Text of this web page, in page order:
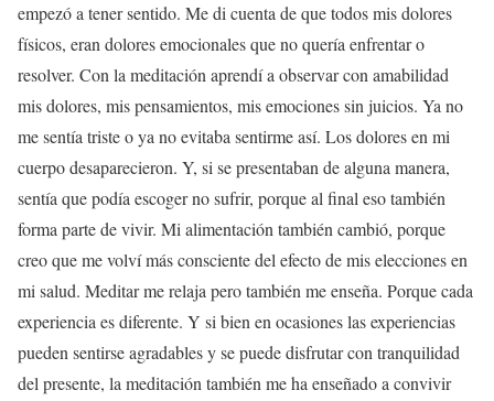
empezó a tener sentido. Me di cuenta de que todos mis dolores
físicos, eran dolores emocionales que no quería enfrentar o
resolver. Con la meditación aprendí a observar con amabilidad
mis dolores, mis pensamientos, mis emociones sin juicios. Ya no
me sentía triste o ya no evitaba sentirme así. Los dolores en mi
cuerpo desaparecieron. Y, si se presentaban de alguna manera,
sentía que podía escoger no sufrir, porque al final eso también
forma parte de vivir. Mi alimentación también cambió, porque
creo que me volví más consciente del efecto de mis elecciones en
mi salud. Meditar me relaja pero también me enseña. Porque cada
experiencia es diferente. Y si bien en ocasiones las experiencias
pueden sentirse agradables y se puede disfrutar con tranquilidad
del presente, la meditación también me ha enseñado a convivir